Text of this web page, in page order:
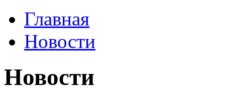
Главная
Новости
Новости